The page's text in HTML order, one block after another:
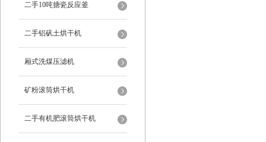
二手10吨搪瓷反应釜
二手铝矾土烘干机
厢式洗煤压滤机
矿粉滚筒烘干机
二手有机肥滚筒烘干机